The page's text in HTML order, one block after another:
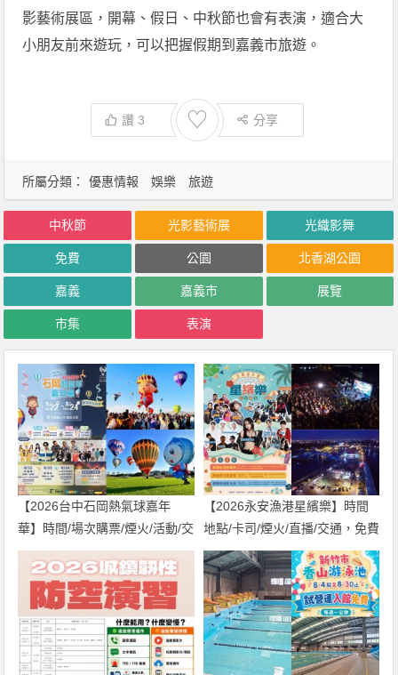
影藝術展區，開幕、假日、中秋節也會有表演，適合大
小朋友前來遊玩，可以把握假期到嘉義市旅遊。
讚3 ♡ 分享
所屬分類： 優惠情報 娛樂 旅遊
中秋節 光影藝術展 光織影舞
免費 公園 北香湖公園
嘉義 嘉義市 展覽
市集 表演
【2026台中石岡熱氣球嘉年
華】時間/場次購票/煙火/活動/交
通，土牛運動公園登場！
【2026永安漁港星繽樂】時間
地點/卡司/煙火/直播/交通，免費
入場！